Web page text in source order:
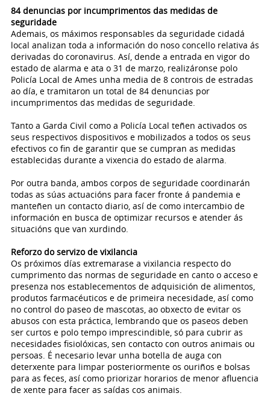
84 denuncias por incumprimentos das medidas de
seguridade
Ademais, os máximos responsables da seguridade cidadá
local analizan toda a información do noso concello relativa ás
derivadas do coronavirus. Así, dende a entrada en vigor do
estado de alarma e ata o 31 de marzo, realizáronse polo
Policía Local de Ames unha media de 8 controis de estradas
ao día, e tramitaron un total de 84 denuncias por
incumprimentos das medidas de seguridade.
Tanto a Garda Civil como a Policía Local teñen activados os
seus respectivos dispositivos e mobilizados a todos os seus
efectivos co fin de garantir que se cumpran as medidas
establecidas durante a vixencia do estado de alarma.
Por outra banda, ambos corpos de seguridade coordinarán
todas as súas actuacións para facer fronte á pandemia e
manteñen un contacto diario, así de como intercambio de
información en busca de optimizar recursos e atender ás
situacións que van xurdindo.
Reforzo do servizo de vixilancia
Os próximos días extremarase a vixilancia respecto do
cumprimento das normas de seguridade en canto o acceso e
presenza nos establecementos de adquisición de alimentos,
produtos farmacéuticos e de primeira necesidade, así como
no control do paseo de mascotas, ao obxecto de evitar os
abusos con esta práctica, lembrando que os paseos deben
ser curtos e polo tempo imprescindible, só para cubrir as
necesidades fisiolóxicas, sen contacto con outros animais ou
persoas. É necesario levar unha botella de auga con
deterxente para limpar posteriormente os ouriños e bolsas
para as feces, así como priorizar horarios de menor afluencia
de xente para facer as saídas cos animais.